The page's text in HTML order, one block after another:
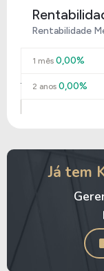
Rentabilidade
1 mês 0,00%
2 anos 0,00%
Já tem